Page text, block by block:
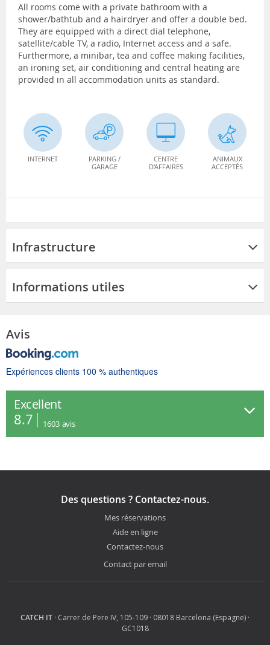
All rooms come with a private bathroom with a
shower/bathtub and a hairdryer and offer a double bed.
They are equipped with a direct dial telephone,
satellite/cable TV, a radio, Internet access and a safe.
Furthermore, a minibar, tea and coffee making facilities,
an ironing set, air conditioning and central heating are
provided in all accommodation units as standard.
INTERNET
PARKING /
GARAGE
CENTRE
D'AFFAIRES
ANIMAUX
ACCEPTÉS
Infrastructure
Informations utiles
Avis
Expériences clients 100 % authentiques
Excellent
8.7 1603 avis
Des questions ? Contactez-nous.
Mes réservations
Aide en ligne
Contactez-nous
Contact par email
CATCH IT · Carrer de Pere IV, 105-109 · 08018 Barcelona (Espagne) ·
GC1018